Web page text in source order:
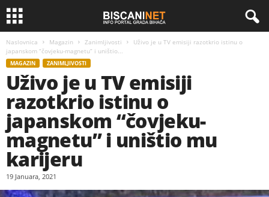
Naslovnica Magazin Zanimljivosti
Uživo je u TV emisiji razotkrio istinu o
japanskom “čovjeku-magnetu” i uništio...
MAGAZIN ZANIMLJIVOSTI
Uživo je u TV emisiji
razotkrio istinu o
japanskom “čovjeku-
magnetu” i uništio mu
karijeru
19 Januara, 2021